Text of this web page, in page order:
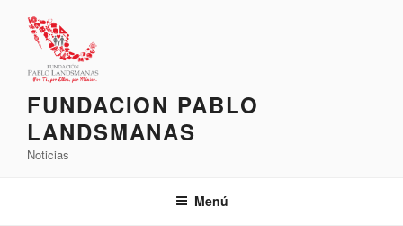
contenido
FUNDACION PABLO
LANDSMANAS
Noticias
Menú